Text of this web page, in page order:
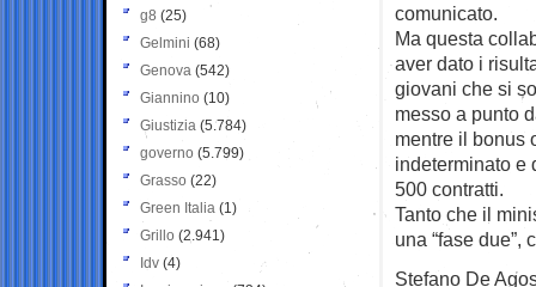
comunicato.
Ma questa
aver dato i
giovani che si
messo a punto
mentre il bonus
indeterminato e
500 contratti.
Tanto che il
una “fase due”,
Stefano De
g8 (25)
Gelmini (68)
Genova (542)
Giannino (10)
Giustizia (5.784)
governo (5.799)
Grasso (22)
Green Italia (1)
Grillo (2.941)
Idv (4)